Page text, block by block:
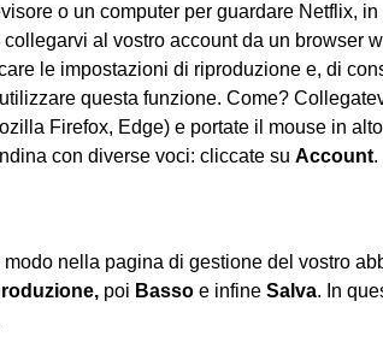
o un computer per guardare Netflix,
al vostro account da un browser
le impostazioni di riproduzione e, di
questa funzione. Come?
Firefox, Edge) e portate il mouse in
con diverse voci: cliccate su Account.
nella pagina di gestione del vostro
poi Basso e infine Salva. In